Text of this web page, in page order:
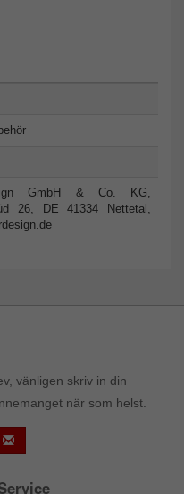
GmbH & Co. KG,
26, DE 41334 Nettetal,
vänligen skriv in din
när som helst.